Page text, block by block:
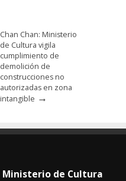
Chan Chan: Ministerio
de Cultura vigila
cumplimiento de
demolición de
construcciones no
autorizadas en zona
intangible →
Ministerio de Cultura